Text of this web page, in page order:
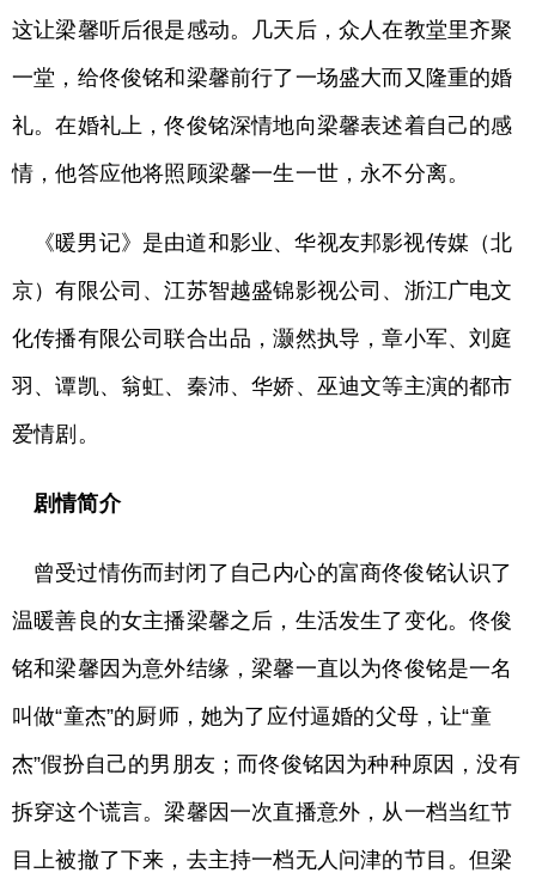
这让梁馨听后很是感动。几天后，众人在教堂里齐聚
一堂，给佟俊铭和梁馨前行了一场盛大而又隆重的婚
礼。在婚礼上，佟俊铭深情地向梁馨表述着自己的感
情，他答应他将照顾梁馨一生一世，永不分离。
《暖男记》是由道和影业、华视友邦影视传媒（北
京）有限公司、江苏智越盛锦影视公司、浙江广电文
化传播有限公司联合出品，灏然执导，章小军、刘庭
羽、谭凯、翁虹、秦沛、华娇、巫迪文等主演的都市
爱情剧。
剧情简介
曾受过情伤而封闭了自己内心的富商佟俊铭认识了
温暖善良的女主播梁馨之后，生活发生了变化。佟俊
铭和梁馨因为意外结缘，梁馨一直以为佟俊铭是一名
叫做“童杰”的厨师，她为了应付逼婚的父母，让“童
杰”假扮自己的男朋友；而佟俊铭因为种种原因，没有
拆穿这个谎言。梁馨因一次直播意外，从一档当红节
目上被撤了下来，去主持一档无人问津的节目。但梁